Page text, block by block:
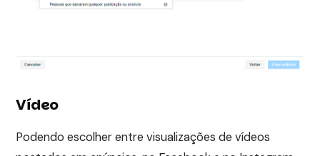
Vídeo
Podendo escolher entre visualizações de vídeos